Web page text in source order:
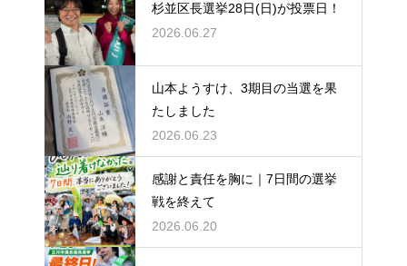
杉並区長選挙28日(日)が投票日！
2026.06.27
山本ようすけ、3期目の当選を果
たしました
2026.06.23
感謝と責任を胸に｜7日間の選挙
戦を終えて
2026.06.20